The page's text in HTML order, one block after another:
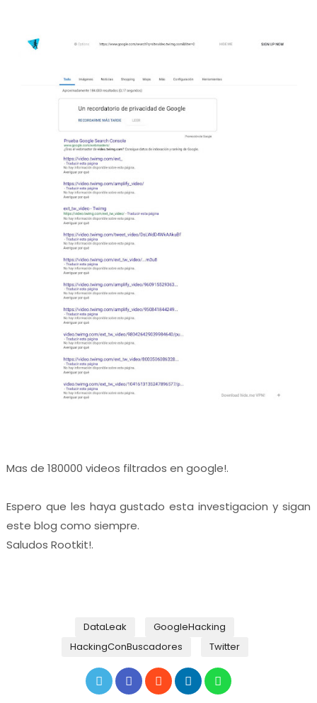
Mas de 180000 videos filtrados en google!.
Espero que les haya gustado esta investigacion y sigan
este blog como siempre.
Saludos Rootkit!.
DataLeak
GoogleHacking
HackingConBuscadores
Twitter